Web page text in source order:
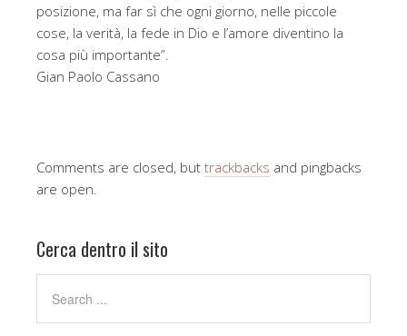
posizione, ma far sì che ogni giorno, nelle piccole
cose, la verità, la fede in Dio e l’amore diventino la
cosa più importante”.
Gian Paolo Cassano
Comments are closed, but trackbacks and pingbacks
are open.
Cerca dentro il sito